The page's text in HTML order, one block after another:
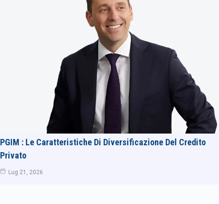
PGIM : Le Caratteristiche Di Diversificazione Del Credito
Privato
Lug 21, 2026